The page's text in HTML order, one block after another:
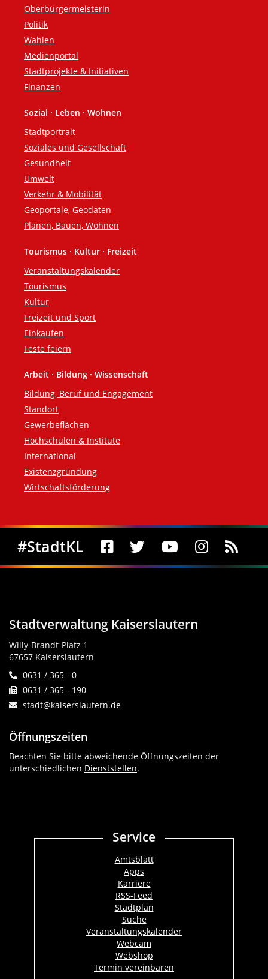
Oberbürgermeisterin
Politik
Wahlen
Medienportal
Stadtprojekte & Initiativen
Finanzen
Sozial · Leben · Wohnen
Stadtportrait
Soziales und Gesellschaft
Gesundheit
Umwelt
Verkehr & Mobilität
Geoportale, Geodaten
Planen, Bauen, Wohnen
Tourismus · Kultur · Freizeit
Veranstaltungskalender
Tourismus
Kultur
Freizeit und Sport
Einkaufen
Feste feiern
Arbeit · Bildung · Wissenschaft
Bildung, Beruf und Engagement
Standort
Gewerbeflächen
Hochschulen & Institute
International
Existenzgründung
Wirtschaftsförderung
Social Media
#StadtKL
Stadtverwaltung Kaiserslautern
Willy-Brandt-Platz 1
67657 Kaiserslautern
0631 / 365 - 0
0631 / 365 - 190
stadt@kaiserslautern.de
Öffnungszeiten
Beachten Sie bitte abweichende Öffnungszeiten der
unterschiedlichen Dienststellen.
Service
Amtsblatt
Apps
Karriere
RSS-Feed
Stadtplan
Suche
Veranstaltungskalender
Webcam
Webshop
Termin vereinbaren